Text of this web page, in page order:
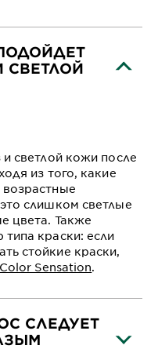
СВЕТЛОЙ
светлой кожи после
из того, какие
возрастные
слишком светлые
цвета. Также
краски: если
стойкие краски,
Color Sensation.
СЛЕДУЕТ